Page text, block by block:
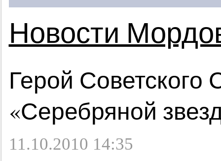
Новости
Герой
«Серебряной
11.10.2010 14:35